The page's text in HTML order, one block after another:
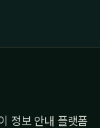
정보 안내 플랫폼